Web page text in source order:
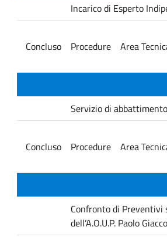
Incarico di Esperto
Concluso Procedure Area
Servizio di
Concluso Procedure Area
Confronto di Preventivi
dell’A.O.U.P. Paolo